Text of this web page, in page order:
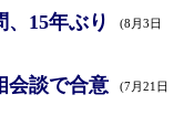
15年ぶり (8月3日
会談で合意 (7月21日